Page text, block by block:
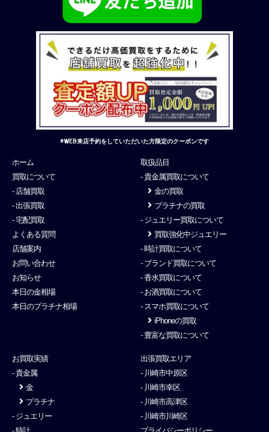
※WEB来店予約をしていただいた方限定のクーポンです
ホーム
買取について
- 店舗買取
- 出張買取
- 宅配買取
よくある質問
店舗案内
お問い合わせ
お知らせ
本日の金相場
本日のプラチナ相場
取扱品目
- 貴金属買取について
金の買取
プラチナの買取
- ジュエリー買取について
買取強化中ジュエリー
- 時計買取について
- ブランド買取について
- 香水買取について
- お酒買取について
- スマホ買取について
iPhoneの買取
- 豊富な買取について
お買取実績
- 貴金属
金
プラチナ
- ジュエリー
出張買取エリア
- 川崎市中原区
- 川崎市幸区
- 川崎市高津区
- 川崎市川崎区